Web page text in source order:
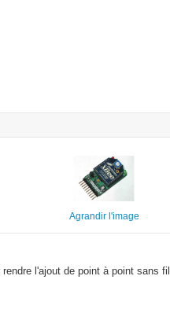
Agrandir l'image
l'ajout de point à point sans